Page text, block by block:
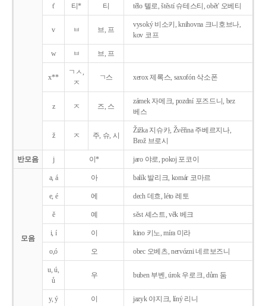
t' 티* 티 tělo 텔로, štěstí 슈테스티, obět' 오베티
v ㅂ 브, 프
vysoký 비소키, knihovna 크니호브나,
kov 코프
w ㅂ 브, 프
x**
ㄱㅅ,
ㅈ
ㄱ스 xerox 제록스, saxofón 삭소폰
z ㅈ 즈, 스
zámek 자메크, pozdní 포즈드니, bez
베스
ž ㅈ 주, 슈, 시
Žižka 지슈카, Žvěřina 주베르지나,
Brož 브로시
반모음 j 이* jaro 야로, pokoj 포코이
모음
a, á 아 balík 발리크, komár 코마르
e, é 에 dech 데흐, léto 레토
ě 예 sěst 셰스트, věk 베크
i, í 이 kino 키노, míra 미라
o,ó 오 obec 오베츠, nervózni 네르보즈니
u, ú,
ů
우 buben 부벤, úrok 우로크, dům 둠
y, ý 이 jazyk야지크, líný 리니